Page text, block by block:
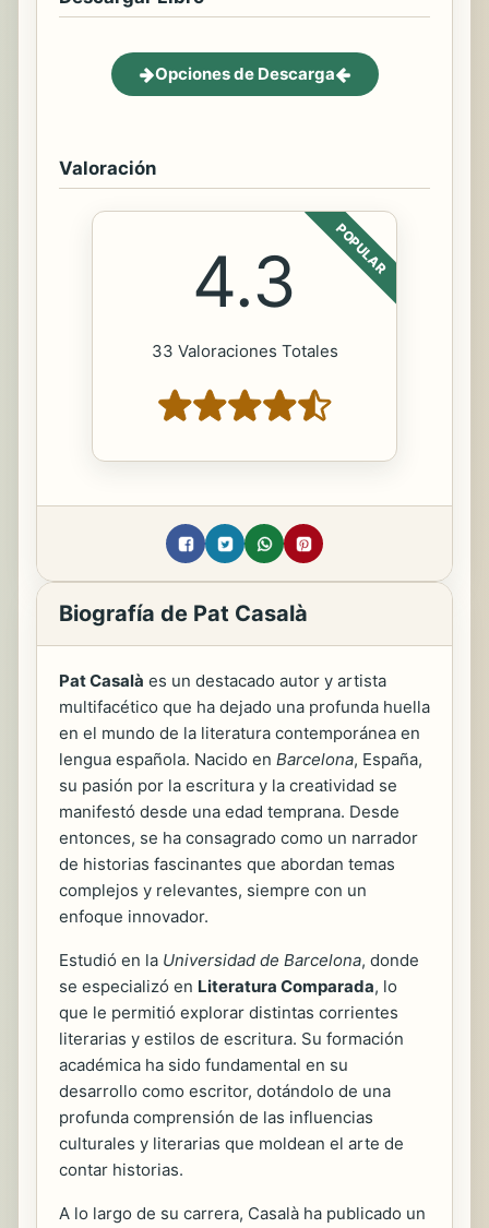
Opciones de Descarga
Valoración
POPULAR
4.3
33 Valoraciones Totales
Biografía de Pat Casalà
Pat Casalà es un destacado autor y artista
multifacético que ha dejado una profunda huella
en el mundo de la literatura contemporánea en
lengua española. Nacido en Barcelona, España,
su pasión por la escritura y la creatividad se
manifestó desde una edad temprana. Desde
entonces, se ha consagrado como un narrador
de historias fascinantes que abordan temas
complejos y relevantes, siempre con un
enfoque innovador.
Estudió en la Universidad de Barcelona, donde
se especializó en Literatura Comparada, lo
que le permitió explorar distintas corrientes
literarias y estilos de escritura. Su formación
académica ha sido fundamental en su
desarrollo como escritor, dotándolo de una
profunda comprensión de las influencias
culturales y literarias que moldean el arte de
contar historias.
A lo largo de su carrera, Casalà ha publicado un